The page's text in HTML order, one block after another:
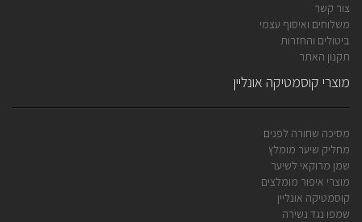
צור קשר
משלוחים ואיסוף עצמי
ביטולים והחזרות
תקנון האתר
מוצרי קוסמטיקה אונליין
מסיכה שחורה לפנים
מחליק שיער מומלץ
שמן מרוקאי לשיער
מוצרי איפור מומלצים
קוסמטיקה אונליין
שמפו נגד נשירה